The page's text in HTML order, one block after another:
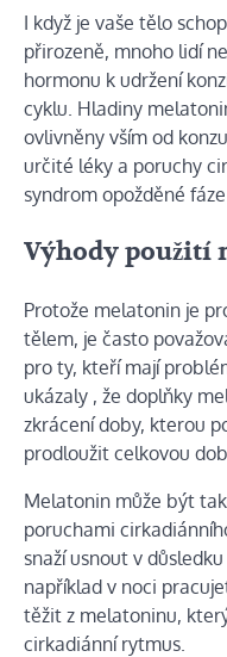
I když je vaše tělo
přirozeně, mnoho lidí
hormonu k udržení
cyklu. Hladiny
ovlivněny vším od
určité léky a poruchy
syndrom opožděné
Výhody použití
Protože melatonin je
tělem, je často
pro ty, kteří mají
ukázaly , že doplňky
zkrácení doby, kterou
prodloužit celkovou
Melatonin může být
poruchami
snaží usnout v
například v noci
těžit z melatoninu,
cirkadiánní rytmus.